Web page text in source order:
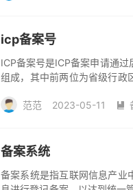
icp备案号
ICP备案号是ICP备案申请通
组成，其中前两位为省级行政
息，例如网站的所有者、域名
范范 2023-05-11 
备案系统
备案系统是指互联网信息产业